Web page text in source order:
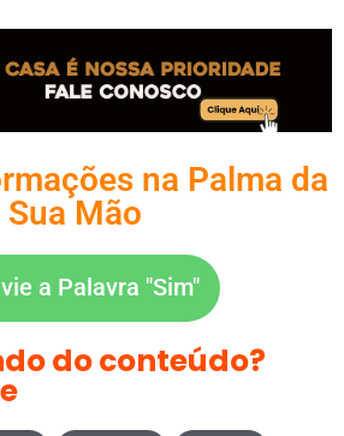
na Palma da
Sua Mão
a Palavra "Sim"
do conteúdo?